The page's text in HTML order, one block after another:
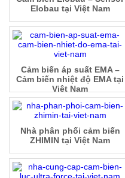
Elobau tại Việt Nam
Cảm biến áp suất EMA –
Cảm biến nhiệt độ EMA tại
Việt Nam
Nhà phân phối cảm biến
ZHIMIN tại Việt Nam